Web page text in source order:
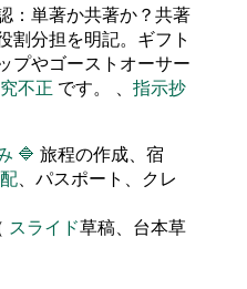
：単著か共著か？共著
割分担を明記。ギフト
プやゴーストオーサー
不正 です。 、 指示抄
🔷 旅程の作成、宿
、パスポート、クレ
スライド草稿、台本草